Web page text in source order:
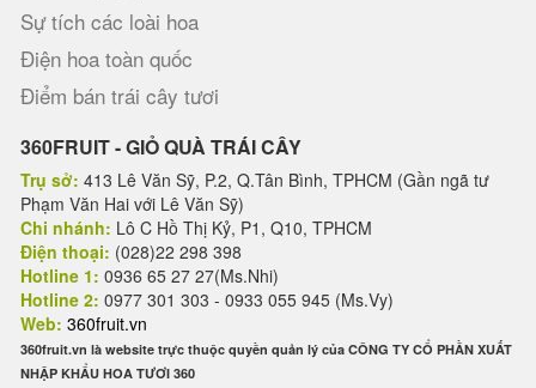
Sự tích các loài hoa
Điện hoa toàn quốc
Điểm bán trái cây tươi
360FRUIT - GIỎ QUÀ TRÁI CÂY
Trụ sở: 413 Lê Văn Sỹ, P.2, Q.Tân Bình, TPHCM (Gần ngã tư
Phạm Văn Hai với Lê Văn Sỹ)
Chi nhánh: Lô C Hồ Thị Kỷ, P1, Q10, TPHCM
Điện thoại: (028)22 298 398
Hotline 1: 0936 65 27 27(Ms.Nhi)
Hotline 2: 0977 301 303 - 0933 055 945 (Ms.Vy)
Web: 360fruit.vn
360fruit.vn là website trực thuộc quyền quản lý của CÔNG TY CỔ PHẦN XUẤT
NHẬP KHẨU HOA TƯƠI 360